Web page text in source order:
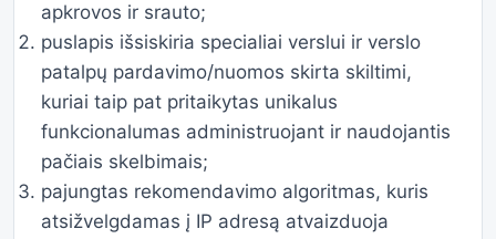
apkrovos ir srauto;
puslapis išsiskiria specialiai verslui ir verslo
patalpų pardavimo/nuomos skirta skiltimi,
kuriai taip pat pritaikytas unikalus
funkcionalumas administruojant ir naudojantis
pačiais skelbimais;
pajungtas rekomendavimo algoritmas, kuris
atsižvelgdamas į IP adresą atvaizduoja